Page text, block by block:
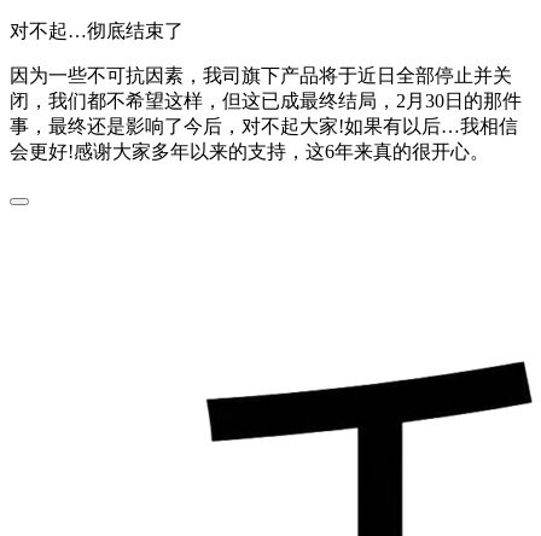
对不起…彻底结束了
因为一些不可抗因素，我司旗下产品将于近日全部停止并关
闭，我们都不希望这样，但这已成最终结局，2月30日的那件
事，最终还是影响了今后，对不起大家!如果有以后…我相信
会更好!感谢大家多年以来的支持，这6年来真的很开心。